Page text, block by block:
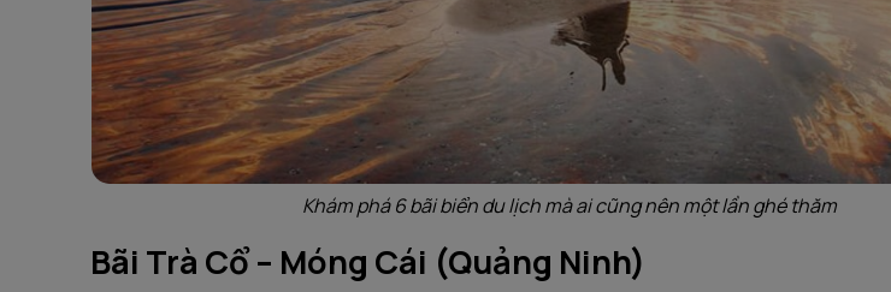
Khám phá 6 bãi biển du lịch mà ai cũng nên một lần ghé thăm
Bãi Trà Cổ – Móng Cái (Quảng Ninh)